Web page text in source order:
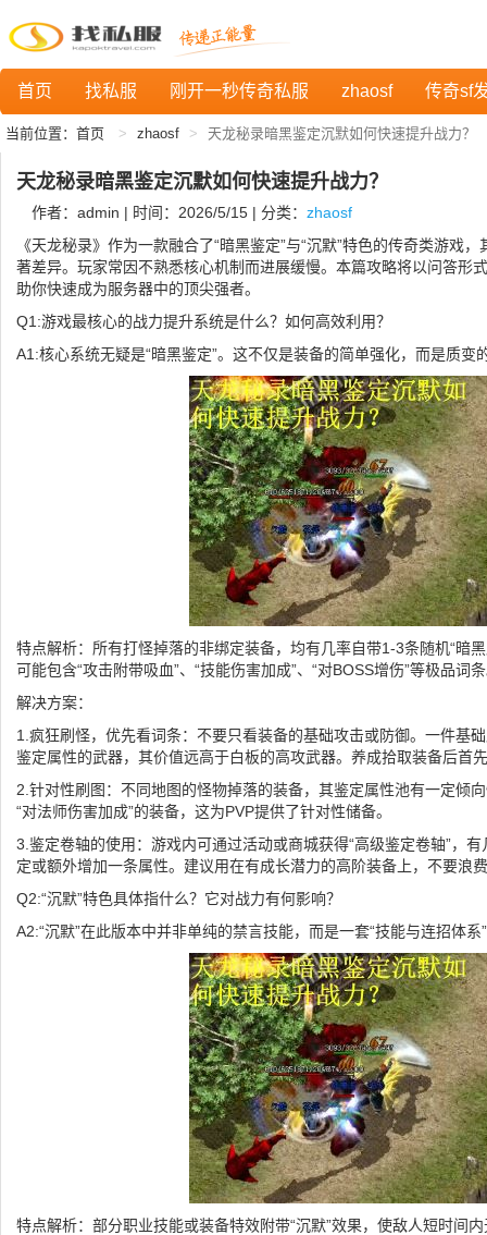
首页 找私服 刚开一秒传奇私服 zhaosf 传奇sf
当前位置： 首页 zhaosf 天龙秘录暗黑鉴定沉默如何快速提升战力？
天龙秘录暗黑鉴定沉默如何快速提升战力？
作者：admin | 时间：2026/5/15 | 分类： zhaosf
《天龙秘录》作为一款融合了“暗黑鉴定”与“沉默”特色的传奇类游戏
著差异。玩家常因不熟悉核心机制而进展缓慢。本篇攻略将以问答形
助你快速成为服务器中的顶尖强者。
Q1:游戏最核心的战力提升系统是什么？如何高效利用？
A1:核心系统无疑是“暗黑鉴定”。这不仅是装备的简单强化，而是质变
特点解析：所有打怪掉落的非绑定装备，均有几率自带1-3条随机“暗
可能包含“攻击附带吸血”、“技能伤害加成”、“对BOSS增伤”等极品词
解决方案：
1.疯狂刷怪，优先看词条：不要只看装备的基础攻击或防御。一件基
鉴定属性的武器，其价值远高于白板的高攻武器。养成拾取装备后首
2.针对性刷图：不同地图的怪物掉落的装备，其鉴定属性池有一定倾
“对法师伤害加成”的装备，这为PVP提供了针对性储备。
3.鉴定卷轴的使用：游戏内可通过活动或商城获得“高级鉴定卷轴”，
定或额外增加一条属性。建议用在有成长潜力的高阶装备上，不要浪
Q2:“沉默”特色具体指什么？它对战力有何影响？
A2:“沉默”在此版本中并非单纯的禁言技能，而是一套“技能与连招体系
特点解析：部分职业技能或装备特效附带“沉默”效果，使敌人短时间